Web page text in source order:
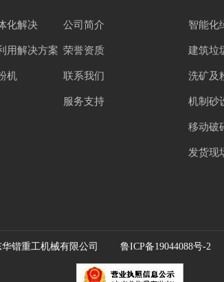
化解决
用解决方案
机
公司简介
荣誉资质
联系我们
服务支持
智能化
建筑垃
洗矿及
机制砂
移动破
发货现
华锴重工机械有限公司 鲁ICP备19044088号-2